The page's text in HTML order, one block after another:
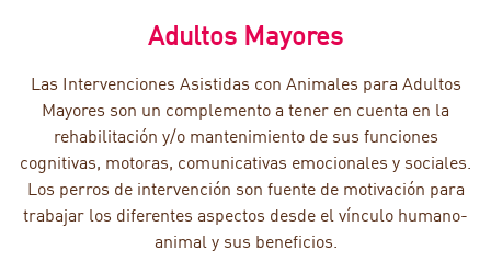
Adultos Mayores
Las Intervenciones Asistidas con Animales para Adultos
Mayores son un complemento a tener en cuenta en la
rehabilitación y/o mantenimiento de sus funciones
cognitivas, motoras, comunicativas emocionales y sociales.
Los perros de intervención son fuente de motivación para
trabajar los diferentes aspectos desde el vínculo humano-
animal y sus beneficios.